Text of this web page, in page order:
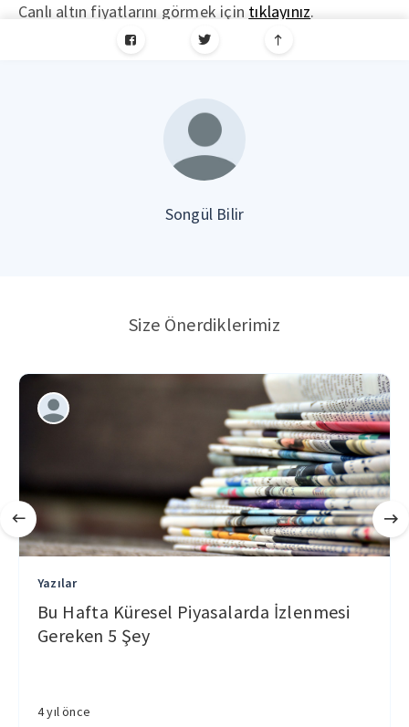
Canlı altın fiyatlarını görmek için tıklayınız.
Songül Bilir
Size Önerdiklerimiz
Yazılar
Bu Hafta Küresel Piyasalarda İzlenmesi
Gereken 5 Şey
4 yıl önce